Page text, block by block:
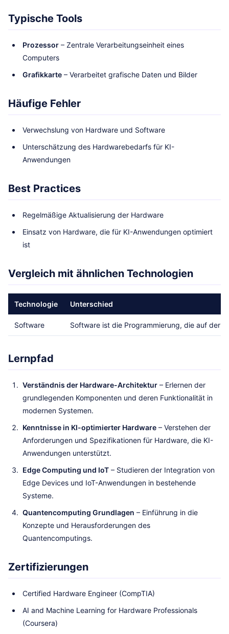
Typische Tools
Prozessor – Zentrale Verarbeitungseinheit eines
Computers
Grafikkarte – Verarbeitet grafische Daten und Bilder
Häufige Fehler
Verwechslung von Hardware und Software
Unterschätzung des Hardwarebedarfs für KI-
Anwendungen
Best Practices
Regelmäßige Aktualisierung der Hardware
Einsatz von Hardware, die für KI-Anwendungen optimiert
ist
Vergleich mit ähnlichen Technologien
Technologie Unterschied
Software Software ist die Programmierung, die auf der
Lernpfad
Verständnis der Hardware-Architektur – Erlernen der
grundlegenden Komponenten und deren Funktionalität in
modernen Systemen.
Kenntnisse in KI-optimierter Hardware – Verstehen der
Anforderungen und Spezifikationen für Hardware, die KI-
Anwendungen unterstützt.
Edge Computing und IoT – Studieren der Integration von
Edge Devices und IoT-Anwendungen in bestehende
Systeme.
Quantencomputing Grundlagen – Einführung in die
Konzepte und Herausforderungen des
Quantencomputings.
Zertifizierungen
Certified Hardware Engineer (CompTIA)
AI and Machine Learning for Hardware Professionals
(Coursera)